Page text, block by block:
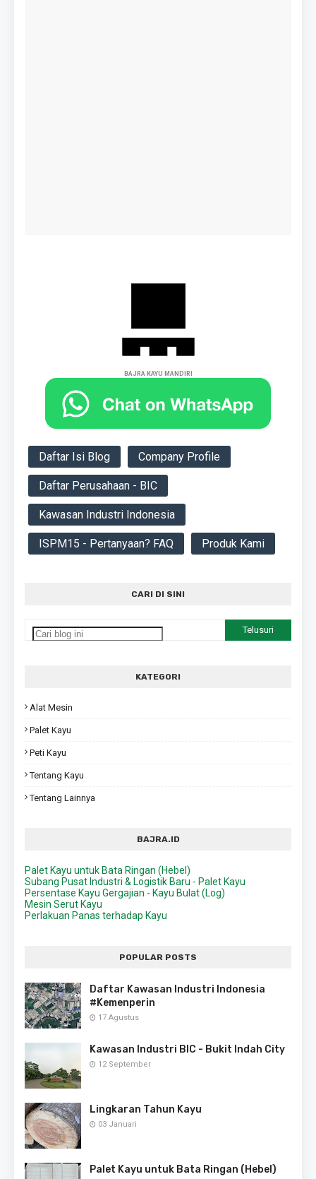
BAJRA KAYU MANDIRI
Daftar Isi Blog Company Profile
Daftar Perusahaan - BIC
Kawasan Industri Indonesia
ISPM15 - Pertanyaan? FAQ Produk Kami
CARI DI SINI
KATEGORI
Alat Mesin
Palet Kayu
Peti Kayu
Tentang Kayu
Tentang Lainnya
BAJRA.ID
Palet Kayu untuk Bata Ringan (Hebel)
Subang Pusat Industri & Logistik Baru - Palet Kayu
Persentase Kayu Gergajian - Kayu Bulat (Log)
Mesin Serut Kayu
Perlakuan Panas terhadap Kayu
POPULAR POSTS
Daftar Kawasan Industri Indonesia
#Kemenperin
17 Agustus
Kawasan Industri BIC - Bukit Indah City
12 September
Lingkaran Tahun Kayu
03 Januari
Palet Kayu untuk Bata Ringan (Hebel)